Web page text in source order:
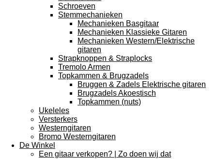
Schroeven
Stemmechanieken
Mechanieken Basgitaar
Mechanieken Klassieke Gitaren
Mechanieken Western/Elektrische
gitaren
Strapknoppen & Straplocks
Tremolo Armen
Topkammen & Brugzadels
Bruggen & Zadels Elektrische gitaren
Brugzadels Akoestisch
Topkammen (nuts)
Ukeleles
Versterkers
Westerngitaren
Bromo Westerngitaren
De Winkel
Een gitaar verkopen? | Zo doen wij dat